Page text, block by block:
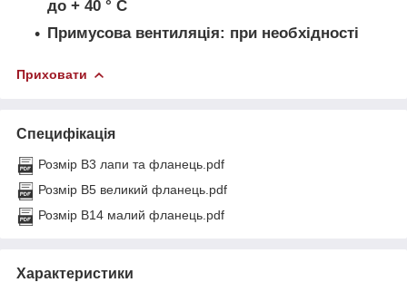
до + 40 ° C
Примусова вентиляція: при необхідності
Приховати
Специфікація
Розмір B3 лапи та фланець.pdf
Розмір B5 великий фланець.pdf
Розмір B14 малий фланець.pdf
Характеристики